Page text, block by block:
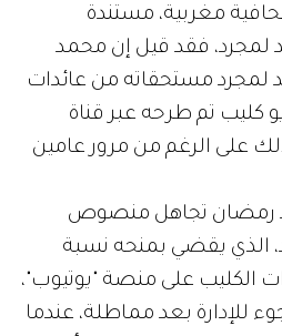
مغربية، مستندة
فقد قيل إن محمد
مستحقاته من عائدات
كليب تم طرحه عبر قناة
على الرغم من مرور عامين
رمضان تجاهل منصوص
الذي يقضي بمنحه نسبة
الكليب على منصة "يوتيوب"،
للإدارة بعد مماطلة، عندما